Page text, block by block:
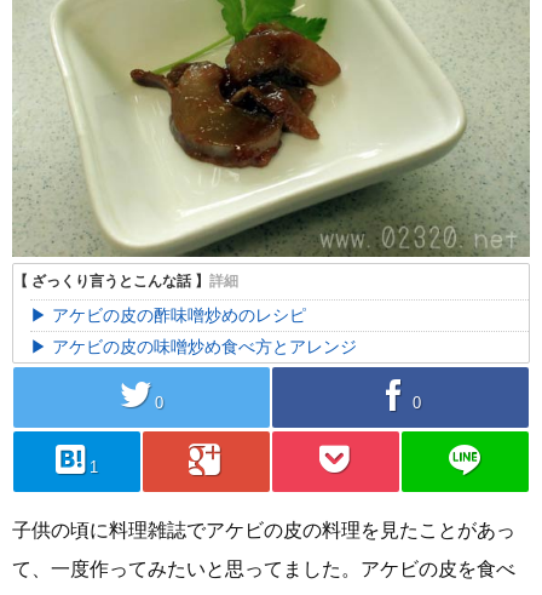
アケビの皮の酢味噌炒めのレシピ
アケビの皮の味噌炒め食べ方とアレンジ
twitter 0 facebook 0
hatebu 1 googleplus pocket line
子供の頃に料理雑誌でアケビの皮の料理を見たことがあっ
て、一度作ってみたいと思ってました。アケビの皮を食べ